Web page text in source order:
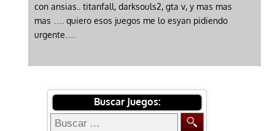
con ansias.. titanfall, darksouls2, gta v, y mas mas
mas …. quiero esos juegos me lo esyan pidiendo
urgente….
Buscar Juegos: